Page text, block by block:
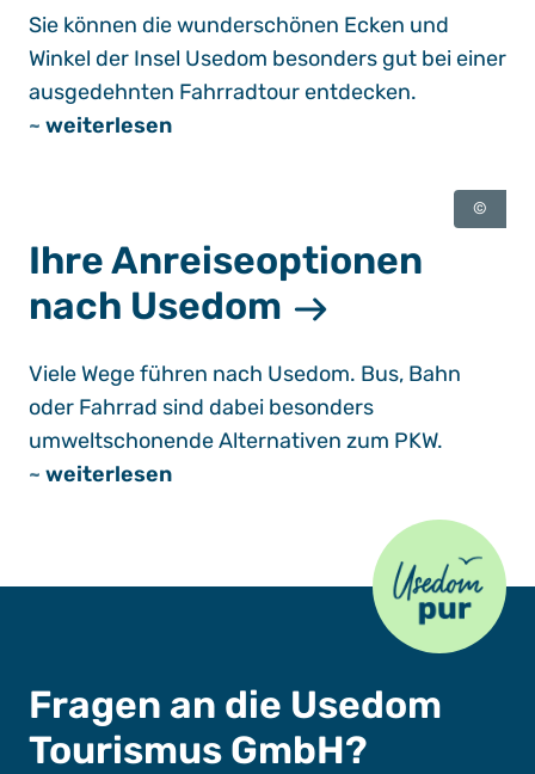
Sie können die wunderschönen Ecken und
Winkel der Insel Usedom besonders gut bei einer
ausgedehnten Fahrradtour entdecken.
~ weiterlesen
©
Ihre Anreiseoptionen
nach Usedom
Viele Wege führen nach Usedom. Bus, Bahn
oder Fahrrad sind dabei besonders
umweltschonende Alternativen zum PKW.
~ weiterlesen
Usedom Pur
Fragen an die Usedom
Tourismus GmbH?